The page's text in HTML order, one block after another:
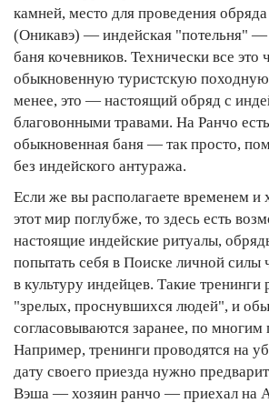
камней, место для проведения
(Оникавэ) — индейская "потельня" —
баня кочевников. Технически все
обыкновенную туристскую
менее, это — настоящий обряд с
благовонными травами. На Ранчо
обыкновенная баня — так просто,
без индейского антуража.
Если же вы располагаете временем и
этот мир поглубже, то здесь есть
настоящие индейские ритуалы,
попытать себя в Поиске личной силы
в культуру индейцев. Такие тренинги
"зрелых, проснувшихся людей", и
согласовываются заранее, по
Например, тренинги проводятся на
дату своего приезда нужно
Вэша — хозяин ранчо — приехал на